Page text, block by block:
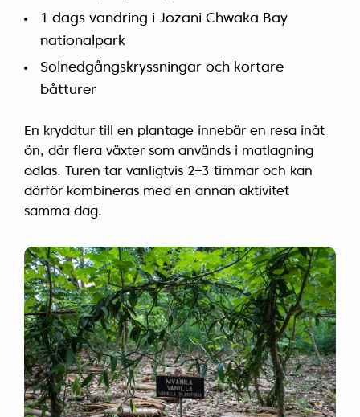
1 dags vandring i Jozani Chwaka Bay
nationalpark
Solnedgångskryssningar och kortare
båtturer
En kryddtur till en plantage innebär en resa inåt
ön, där flera växter som används i matlagning
odlas. Turen tar vanligtvis 2–3 timmar och kan
därför kombineras med en annan aktivitet
samma dag.